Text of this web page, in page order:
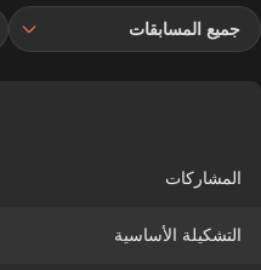
جميع المسابقات
المشاركات
التشكيلة الأساسية